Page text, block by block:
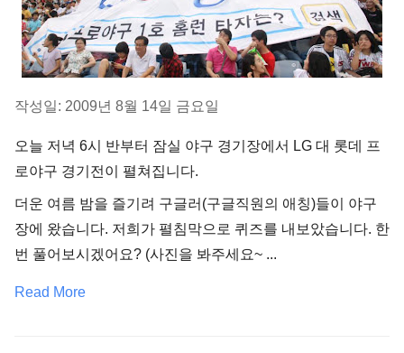
작성일: 2009년 8월 14일 금요일
오늘 저녁 6시 반부터 잠실 야구 경기장에서 LG 대 롯데 프
로야구 경기전이 펼쳐집니다.
더운 여름 밤을 즐기려 구글러(구글직원의 애칭)들이 야구
장에 왔습니다. 저희가 펼침막으로 퀴즈를 내보았습니다. 한
번 풀어보시겠어요? (사진을 봐주세요~ ...
Read More